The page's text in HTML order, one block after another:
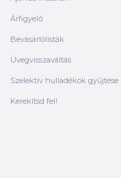
Árfigyelő
Bevásárlólisták
Üvegvisszaváltás
Szelektív hulladékok gyűjtése
Kerekítsd fel!